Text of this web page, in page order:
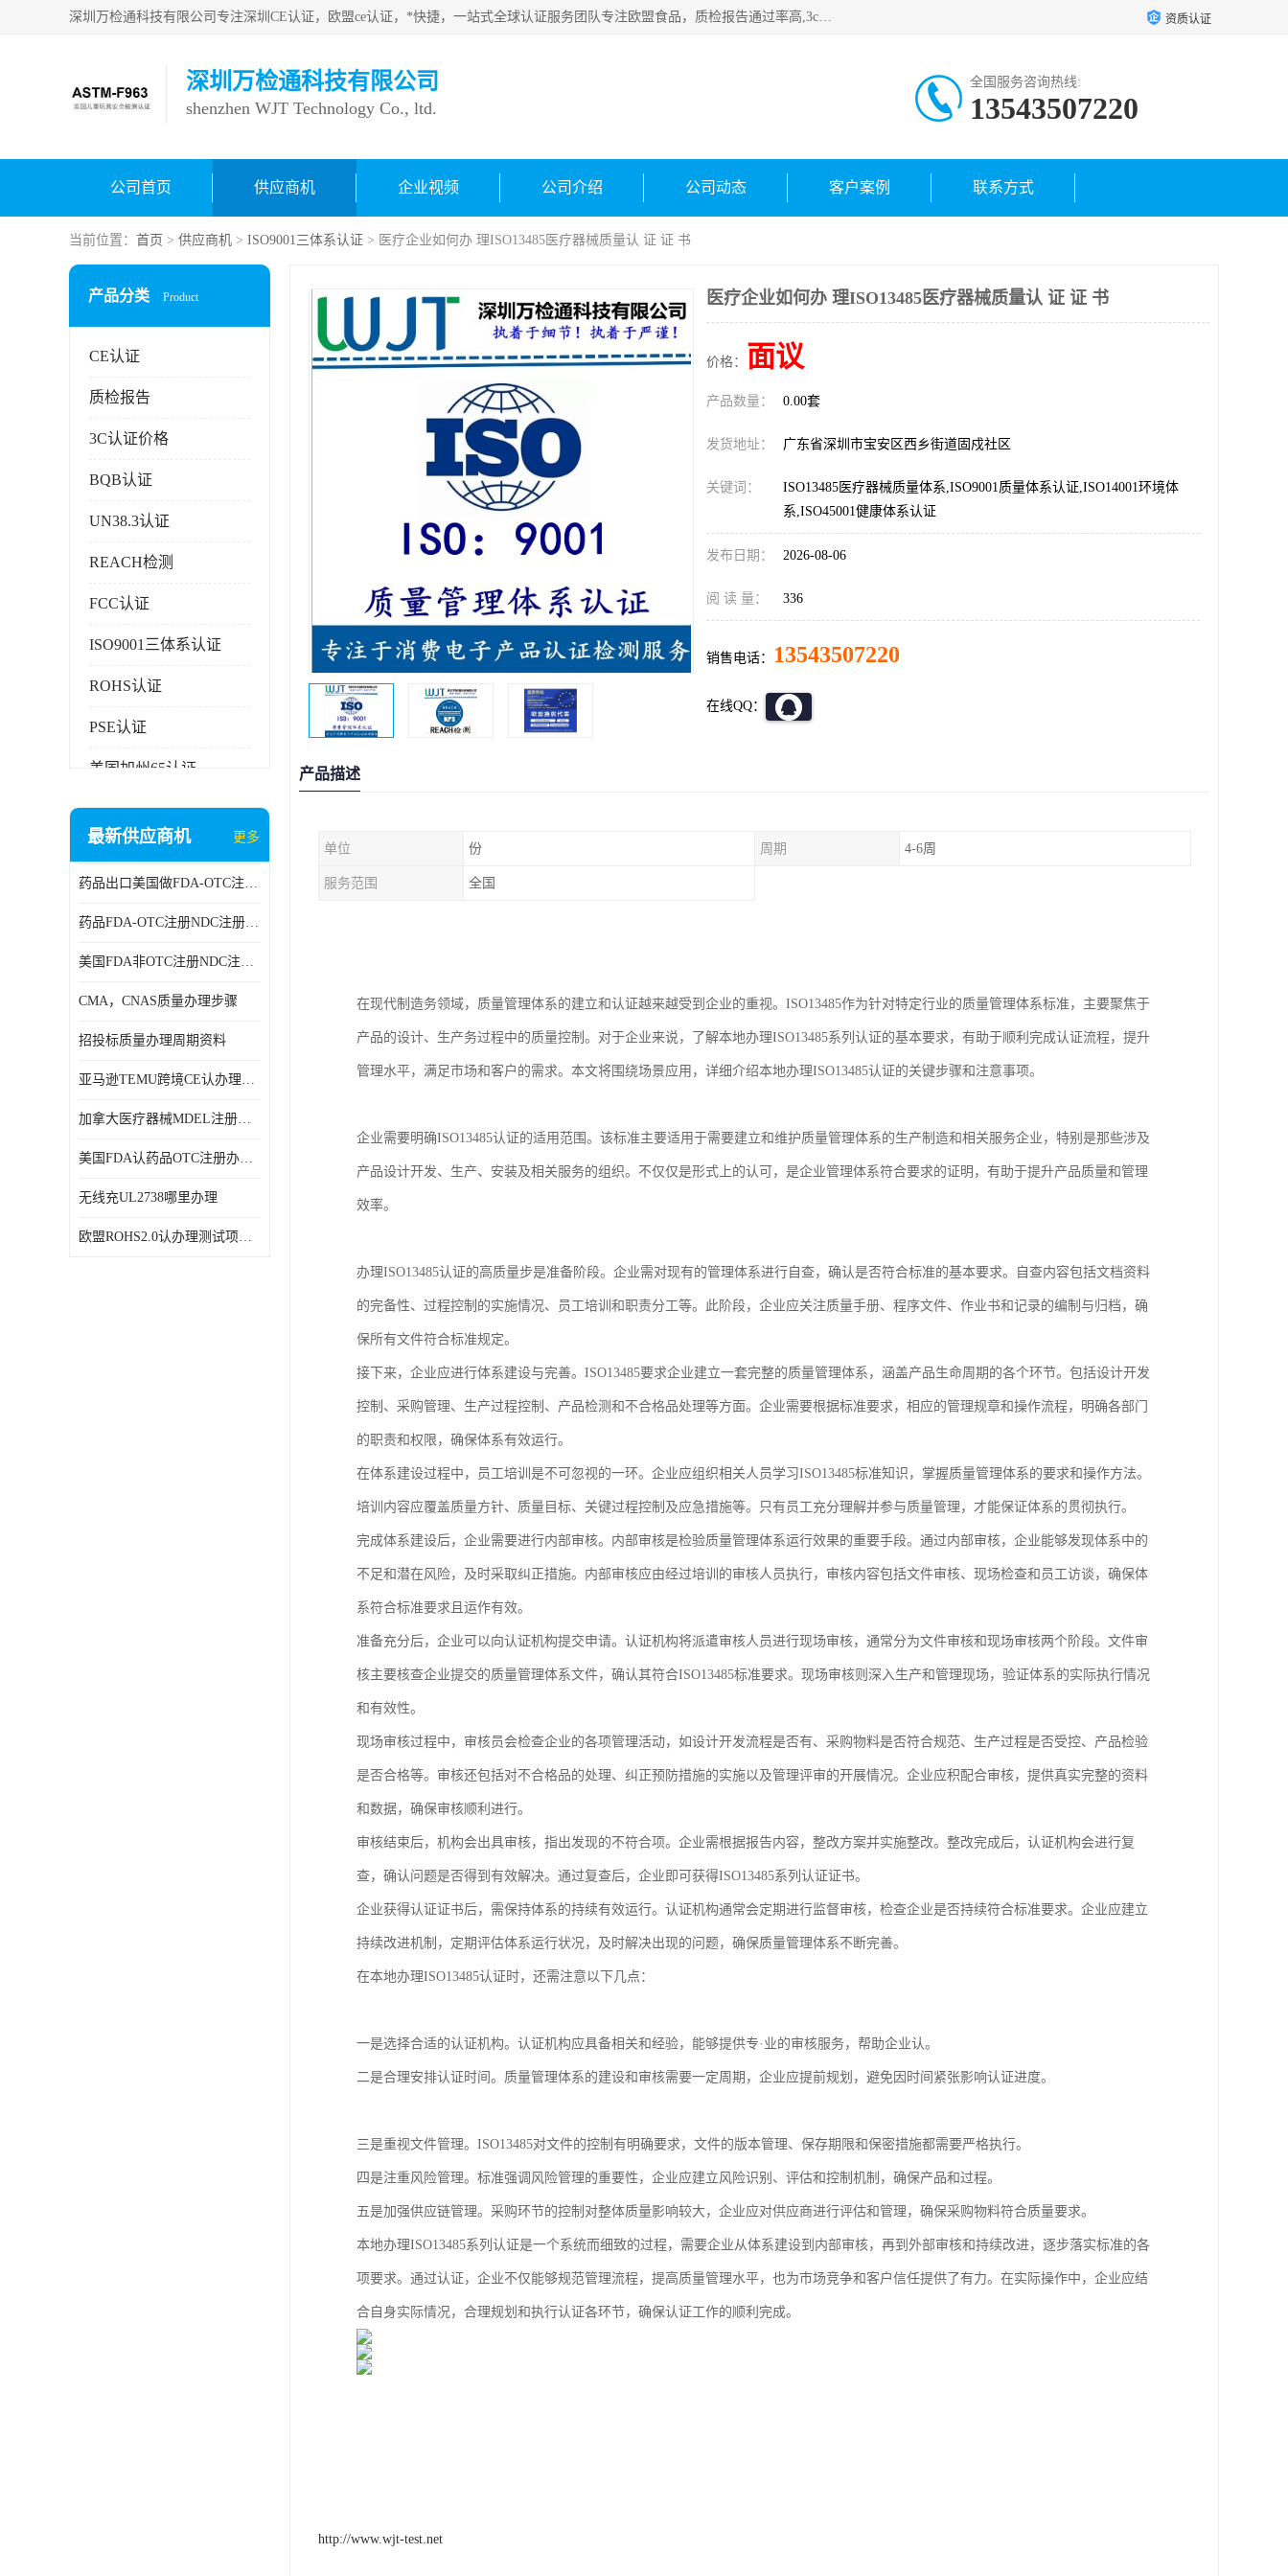
深圳万检通科技有限公司专注深圳CE认证，欧盟ce认证，*快捷，一站式全球认证服务团队专注欧盟食品，质检报告通过率高,3c认证优惠，欧盟公告机构授权代理，欢迎咨询 资质认证
深圳万检通科技有限公司
shenzhen WJT Technology Co., ltd.
全国服务咨询热线:
13543507220
公司首页 供应商机 企业视频 公司介绍 公司动态 客户案例 联系方式
当前位置： 首页 > 供应商机 > ISO9001三体系认证 > 医疗企业如何办 理ISO13485医疗器械质量认 证 证 书
产品分类 Product
CE认证
质检报告
3C认证价格
BQB认证
UN38.3认证
REACH检测
FCC认证
ISO9001三体系认证
ROHS认证
PSE认证
美国加州65认证
AAA信用证书
RCM，C-TICK，SAA
商标专利办理
最新供应商机 更多
药品出口美国做FDA-OTC注册NDC注册周期时间
药品FDA-OTC注册NDC注册办理资料
美国FDA非OTC注册NDC注册办理流程
CMA，CNAS质量办理步骤
招投标质量办理周期资料
亚马逊TEMU跨境CE认办理流程周期
加拿大医疗器械MDEL注册办理资料周期
美国FDA认药品OTC注册办理周期时间
无线充UL2738哪里办理
欧盟ROHS2.0认办理测试项目有哪些
医疗企业如何办 理ISO13485医疗器械质量认 证 证 书
价格： 面议
产品数量： 0.00套
发货地址： 广东省深圳市宝安区西乡街道固戍社区
关键词：
ISO13485医疗器械质量体系,ISO9001质量体系认证,ISO14001环境体
系,ISO45001健康体系认证
发布日期： 2026-08-06
阅 读 量： 336
销售电话： 13543507220
在线QQ：
产品描述
单位 份 周期 4-6周
服务范围 全国
在现代制造务领域，质量管理体系的建立和认证越来越受到企业的重视。ISO13485作为针对特定行业的质量管理体系标准，主要聚焦于
产品的设计、生产务过程中的质量控制。对于企业来说，了解本地办理ISO13485系列认证的基本要求，有助于顺利完成认证流程，提升
管理水平，满足市场和客户的需求。本文将围绕场景应用，详细介绍本地办理ISO13485认证的关键步骤和注意事项。
企业需要明确ISO13485认证的适用范围。该标准主要适用于需要建立和维护质量管理体系的生产制造和相关服务企业，特别是那些涉及
产品设计开发、生产、安装及相关服务的组织。不仅仅是形式上的认可，是企业管理体系符合要求的证明，有助于提升产品质量和管理
效率。
办理ISO13485认证的高质量步是准备阶段。企业需对现有的管理体系进行自查，确认是否符合标准的基本要求。自查内容包括文档资料
的完备性、过程控制的实施情况、员工培训和职责分工等。此阶段，企业应关注质量手册、程序文件、作业书和记录的编制与归档，确
保所有文件符合标准规定。
接下来，企业应进行体系建设与完善。ISO13485要求企业建立一套完整的质量管理体系，涵盖产品生命周期的各个环节。包括设计开发
控制、采购管理、生产过程控制、产品检测和不合格品处理等方面。企业需要根据标准要求，相应的管理规章和操作流程，明确各部门
的职责和权限，确保体系有效运行。
在体系建设过程中，员工培训是不可忽视的一环。企业应组织相关人员学习ISO13485标准知识，掌握质量管理体系的要求和操作方法。
培训内容应覆盖质量方针、质量目标、关键过程控制及应急措施等。只有员工充分理解并参与质量管理，才能保证体系的贯彻执行。
完成体系建设后，企业需要进行内部审核。内部审核是检验质量管理体系运行效果的重要手段。通过内部审核，企业能够发现体系中的
不足和潜在风险，及时采取纠正措施。内部审核应由经过培训的审核人员执行，审核内容包括文件审核、现场检查和员工访谈，确保体
系符合标准要求且运作有效。
准备充分后，企业可以向认证机构提交申请。认证机构将派遣审核人员进行现场审核，通常分为文件审核和现场审核两个阶段。文件审
核主要核查企业提交的质量管理体系文件，确认其符合ISO13485标准要求。现场审核则深入生产和管理现场，验证体系的实际执行情况
和有效性。
现场审核过程中，审核员会检查企业的各项管理活动，如设计开发流程是否有、采购物料是否符合规范、生产过程是否受控、产品检验
是否合格等。审核还包括对不合格品的处理、纠正预防措施的实施以及管理评审的开展情况。企业应积配合审核，提供真实完整的资料
和数据，确保审核顺利进行。
审核结束后，机构会出具审核，指出发现的不符合项。企业需根据报告内容，整改方案并实施整改。整改完成后，认证机构会进行复
查，确认问题是否得到有效解决。通过复查后，企业即可获得ISO13485系列认证证书。
企业获得认证证书后，需保持体系的持续有效运行。认证机构通常会定期进行监督审核，检查企业是否持续符合标准要求。企业应建立
持续改进机制，定期评估体系运行状况，及时解决出现的问题，确保质量管理体系不断完善。
在本地办理ISO13485认证时，还需注意以下几点：
一是选择合适的认证机构。认证机构应具备相关和经验，能够提供专·业的审核服务，帮助企业认。
二是合理安排认证时间。质量管理体系的建设和审核需要一定周期，企业应提前规划，避免因时间紧张影响认证进度。
三是重视文件管理。ISO13485对文件的控制有明确要求，文件的版本管理、保存期限和保密措施都需要严格执行。
四是注重风险管理。标准强调风险管理的重要性，企业应建立风险识别、评估和控制机制，确保产品和过程。
五是加强供应链管理。采购环节的控制对整体质量影响较大，企业应对供应商进行评估和管理，确保采购物料符合质量要求。
本地办理ISO13485系列认证是一个系统而细致的过程，需要企业从体系建设到内部审核，再到外部审核和持续改进，逐步落实标准的各
项要求。通过认证，企业不仅能够规范管理流程，提高质量管理水平，也为市场竞争和客户信任提供了有力。在实际操作中，企业应结
合自身实际情况，合理规划和执行认证各环节，确保认证工作的顺利完成。
http://www.wjt-test.net